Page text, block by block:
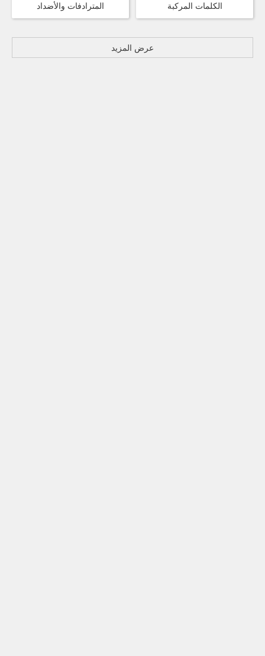
المترادفات والأضداد الكلمات المركبة
عرض المزيد